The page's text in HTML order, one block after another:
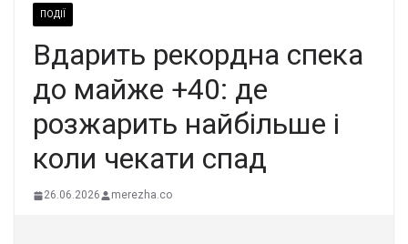
ПОДІЇ
Вдарить рекордна спека
до майже +40: де
розжарить найбільше і
коли чекати спад
26.06.2026 merezha.co